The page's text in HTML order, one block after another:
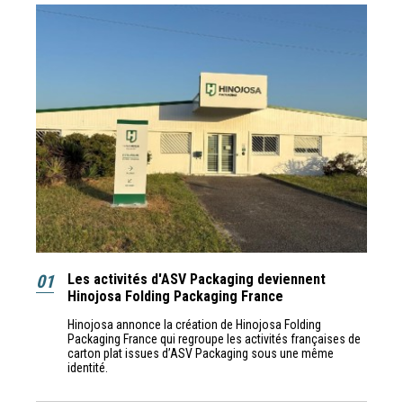
01
Les activités d'ASV Packaging deviennent
Hinojosa Folding Packaging France
Hinojosa annonce la création de Hinojosa Folding
Packaging France qui regroupe les activités françaises de
carton plat issues d’ASV Packaging sous une même
identité.